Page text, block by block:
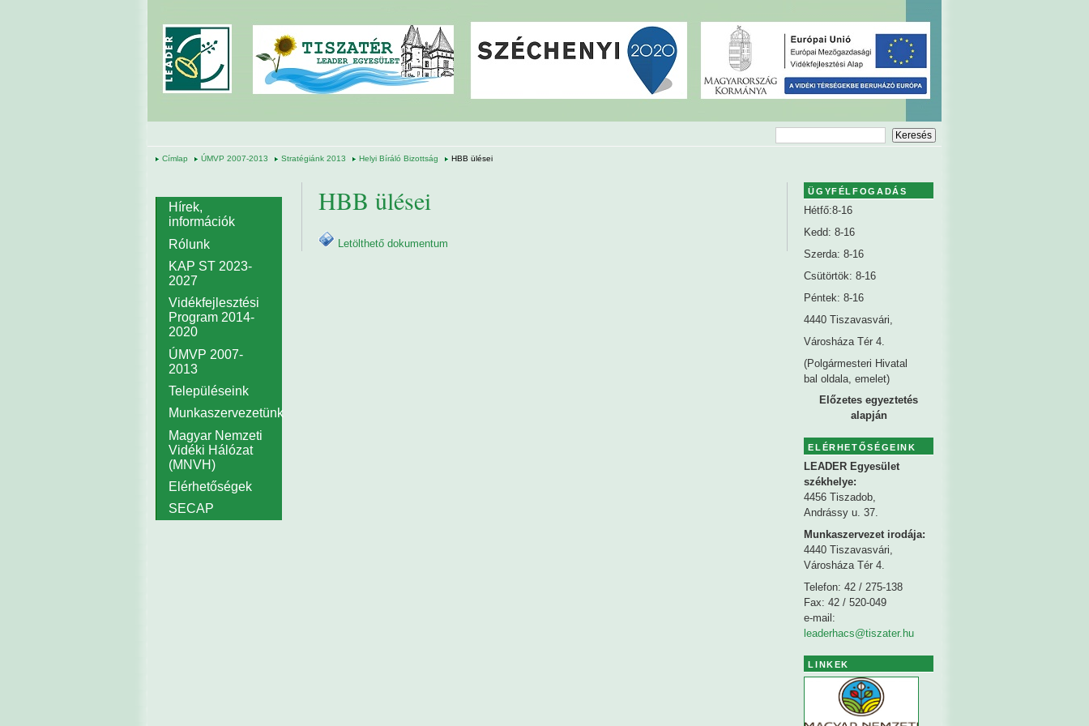
Címlap ÚMVP 2007-2013 Stratégiánk 2013 Helyi Bíráló Bizottság HBB ülései
HBB ülései
Letölthető dokumentum
Hírek,
információk
Rólunk
KAP ST 2023-
2027
Vidékfejlesztési
Program 2014-
2020
ÚMVP 2007-
2013
Településeink
Munkaszervezetünk
Magyar Nemzeti
Vidéki Hálózat
(MNVH)
Elérhetőségek
SECAP
ÜGYFÉLFOGADÁS
Hétfő:8-16
Kedd: 8-16
Szerda: 8-16
Csütörtök: 8-16
Péntek: 8-16
4440 Tiszavasvári,
Városháza Tér 4.
(Polgármesteri Hivatal
bal oldala, emelet)
Előzetes egyeztetés
alapján
ELÉRHETŐSÉGEINK
LEADER Egyesület
székhelye:
4456 Tiszadob,
Andrássy u. 37.
Munkaszervezet irodája:
4440 Tiszavasvári,
Városháza Tér 4.
Telefon: 42 / 275-138
Fax: 42 / 520-049
e-mail:
leaderhacs@tiszater.hu
LINKEK